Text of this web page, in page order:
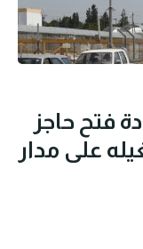
فتح حاجز
على مدار